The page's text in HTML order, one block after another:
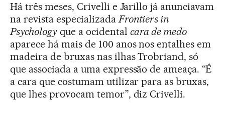
Há três meses, Crivelli e Jarillo já anunciavam
na revista especializadaFrontiers in
Psychologyque a ocidental cara de medo
aparece há mais de 100 anos nos entalhes em
madeira de bruxas nas ilhas Trobriand, só
que associada a uma expressão de ameaça. “É
a cara que costumam utilizar para as bruxas,
que lhes provocam temor”, diz Crivelli.